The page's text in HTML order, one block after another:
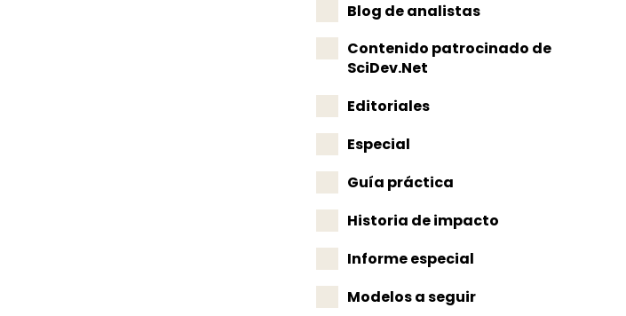
Blog de analistas
Contenido patrocinado de
SciDev.Net
Editoriales
Especial
Guía práctica
Historia de impacto
Informe especial
Modelos a seguir